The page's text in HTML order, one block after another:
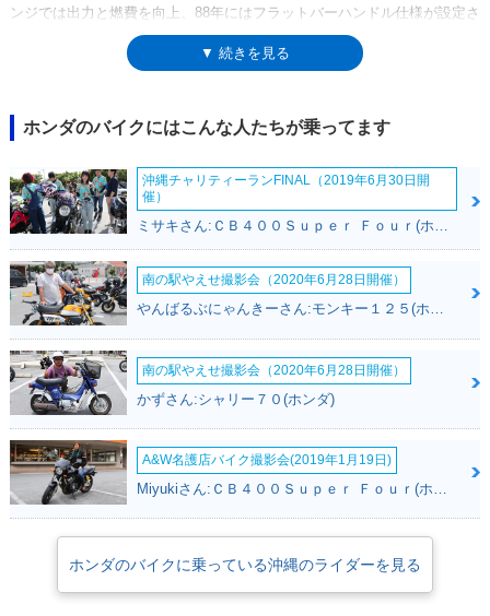
ンジでは出力と燃費を向上、88年にはフラットバーハンドル仕様が設定さ
れ、94年モデルでマフラーが2本出しスタイルになるなどの変更を受けた
が、モデルチェンジらしいモデルチェンジはなく、登場時のスタイルを維
2007年モデルでの生産終了までホンダの軽二輪（250cc）アメリカンは、
Vツインマグナが中心となっていった。レブルの生産終了から約20年後、
「レブル」の車名がホンダのラインナップに戻ってきた。2017年モデル
として新登場したレブルは、250ccモデルとともに500ccモデルをライン
ナップし、モデル名はそれぞれ「レブル250」と「レブル500」となって
いた。バイクブロスでは、ホンダの車名設定にならい、1985年登場のレ
ブルと、2017年登場のレブル250を、別のモデルとした。
▼ 続きを見る
ホンダのバイクにはこんな人たちが乗ってます
沖縄チャリティーランFINAL（2019年6月30日開
催）
南の駅やえせ撮影会（2020年6月28日開催）
やんばるぶにゃんきーさん:モンキー１２５(ホンダ)
南の駅やえせ撮影会（2020年6月28日開催）
かずさん:シャリー７０(ホンダ)
A&W名護店バイク撮影会(2019年1月19日)
ホンダのバイクに乗っている沖縄のライダーを見る